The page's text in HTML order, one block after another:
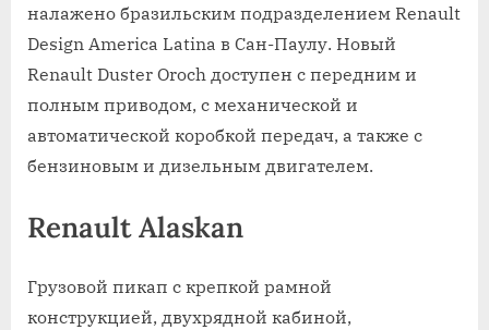
налажено бразильским подразделением Renault
Design America Latina в Сан-Паулу. Новый
Renault Duster Oroch доступен с передним и
полным приводом, с механической и
автоматической коробкой передач, а также с
бензиновым и дизельным двигателем.
Renault Alaskan
Грузовой пикап с крепкой рамной
конструкцией, двухрядной кабиной,